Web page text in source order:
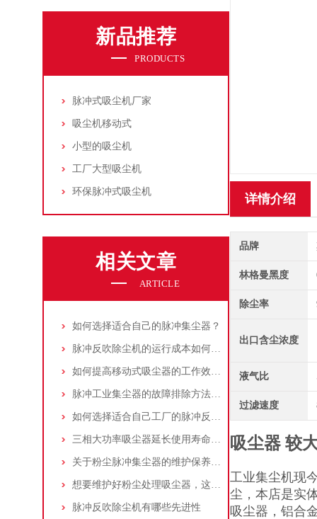
新品推荐
PRODUCTS
脉冲式吸尘机厂家
吸尘机移动式
小型的吸尘机
工厂大型吸尘机
环保脉冲式吸尘机
相关文章
ARTICLE
如何选择适合自己的脉冲集尘器？
脉冲反吹除尘机的运行成本如何控制和优化？
如何提高移动式吸尘器的工作效率？
脉冲工业集尘器的故障排除方法和注意事项
如何选择适合自己工厂的脉冲反吹工业集尘器
三相大功率吸尘器延长使用寿命的建议
关于粉尘脉冲集尘器的维护保养问题
想要维护好粉尘处理吸尘器，这几个措施真的很重要！
脉冲反吹除尘机有哪些先进性
详情介绍
品牌
林格曼黑度
除尘率
出口含尘浓度
液气比
过滤速度
吸尘器 较
工业集尘机现
尘，本店是实
吸尘器，铝合